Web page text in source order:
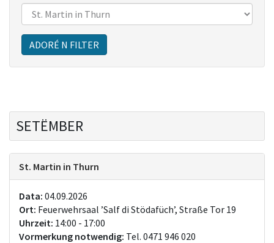
Sitzungen
ADORÉ N FILTER
SETËMBER
St. Martin in Thurn
Data: 04.09.2026
Ort: Feuerwehrsaal ’Salf di Stödafüch’, Straße Tor 19
Uhrzeit: 14:00 - 17:00
Vormerkung notwendig: Tel. 0471 946 020